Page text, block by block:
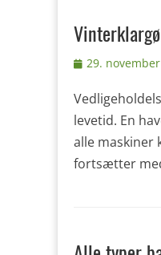
Udgivet
29.
levetid. En
alle maskiner
fortsætter